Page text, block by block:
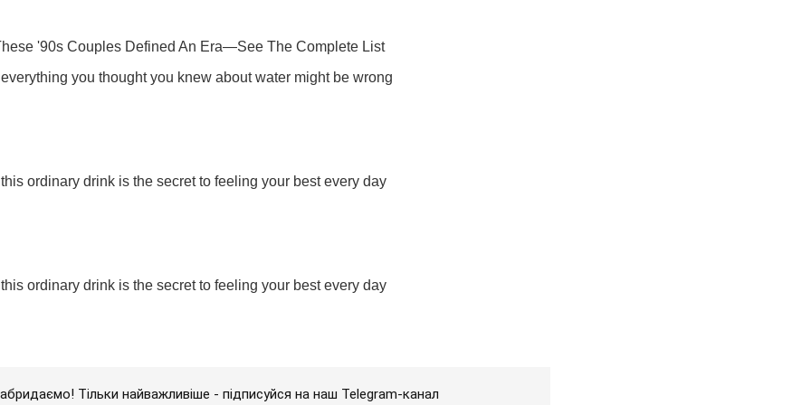
Тільки найважливіше - підписуйся на наш Telegram-канал